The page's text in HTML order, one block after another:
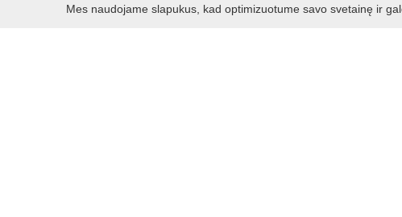
Mes naudojame slapukus, kad optimizuotume savo svetainę ir